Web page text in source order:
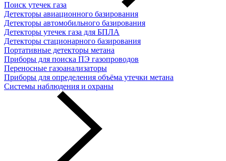
Поиск утечек газа
Детекторы авиационного базирования
Детекторы автомобильного базирования
Детекторы утечек газа для БПЛА
Детекторы стационарного базирования
Портативные детекторы метана
Приборы для поиска ПЭ газопроводов
Переносные газоанализаторы
Приборы для определения объёма утечки метана
Системы наблюдения и охраны